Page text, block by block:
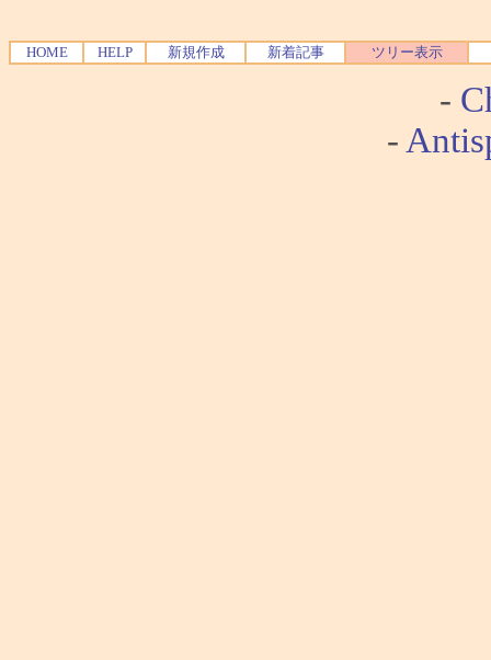
HOME HELP 新規作成 新着記事 ツリー表示
-
-